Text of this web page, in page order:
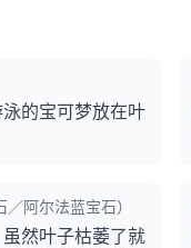
的宝可梦放在叶
阿尔法蓝宝石）
然叶子枯萎了就